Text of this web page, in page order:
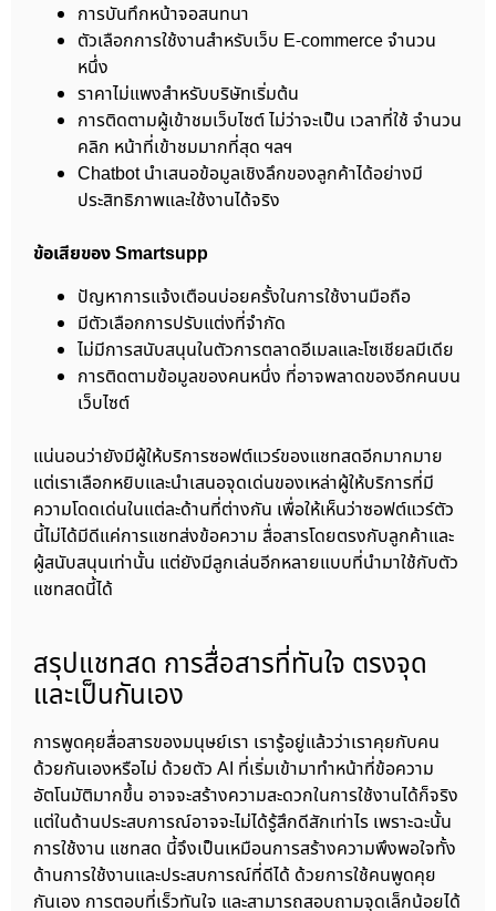
การบันทึกหน้าจอสนทนา
ตัวเลือกการใช้งานสำหรับเว็บ E-commerce จำนวน
หนึ่ง
ราคาไม่แพงสำหรับบริษัทเริ่มต้น
การติดตามผู้เข้าชมเว็บไซต์ ไม่ว่าจะเป็น เวลาที่ใช้ จำนวน
คลิก หน้าที่เข้าชมมากที่สุด ฯลฯ
Chatbot นำเสนอข้อมูลเชิงลึกของลูกค้าได้อย่างมี
ประสิทธิภาพและใช้งานได้จริง
ข้อเสียของ Smartsupp
ปัญหาการแจ้งเตือนบ่อยครั้งในการใช้งานมือถือ
มีตัวเลือกการปรับแต่งที่จำกัด
ไม่มีการสนับสนุนในตัวการตลาดอีเมลและโซเชียลมีเดีย
การติดตามข้อมูลของคนหนึ่ง ที่อาจพลาดของอีกคนบน
เว็บไซต์
แน่นอนว่ายังมีผู้ให้บริการซอฟต์แวร์ของแชทสดอีกมากมาย
แต่เราเลือกหยิบและนำเสนอจุดเด่นของเหล่าผู้ให้บริการที่มี
ความโดดเด่นในแต่ละด้านที่ต่างกัน เพื่อให้เห็นว่าซอฟต์แวร์ตัว
นี้ไม่ได้มีดีแค่การแชทส่งข้อความ สื่อสารโดยตรงกับลูกค้าและ
ผู้สนับสนุนเท่านั้น แต่ยังมีลูกเล่นอีกหลายแบบที่นำมาใช้กับตัว
แชทสดนี้ได้
สรุปแชทสด การสื่อสารที่ทันใจ ตรงจุด
และเป็นกันเอง
การพูดคุยสื่อสารของมนุษย์เรา เรารู้อยู่แล้วว่าเราคุยกับคน
ด้วยกันเองหรือไม่ ด้วยตัว AI ที่เริ่มเข้ามาทำหน้าที่ข้อความ
อัตโนมัติมากขึ้น อาจจะสร้างความสะดวกในการใช้งานได้ก็จริง
แต่ในด้านประสบการณ์อาจจะไม่ได้รู้สึกดีสักเท่าไร เพราะฉะนั้น
การใช้งาน แชทสด นี้จึงเป็นเหมือนการสร้างความพึงพอใจทั้ง
ด้านการใช้งานและประสบการณ์ที่ดีได้ ด้วยการใช้คนพูดคุย
กันเอง การตอบที่เร็วทันใจ และสามารถสอบถามจุดเล็กน้อยได้